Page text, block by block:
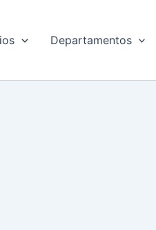
Departamentos